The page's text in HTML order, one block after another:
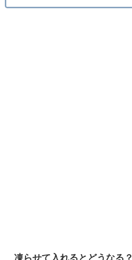
凍らせて入れるとどうなる？